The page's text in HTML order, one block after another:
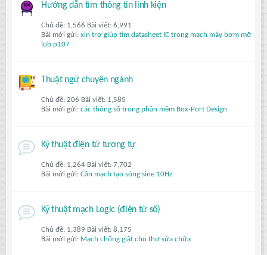
Hướng dẫn tìm thông tin linh kiện
Chủ đề: 1,566 Bài viết: 6,991
Bài mới gửi: xin trợ giúp tìm datasheet IC trong mạch máy bơm mỡ
lub p107
Thuật ngữ chuyên ngành
Chủ đề: 206 Bài viết: 1,585
Bài mới gửi: các thông số trong phần mềm Box-Port Design
Kỹ thuật điện tử tương tự
Chủ đề: 1,264 Bài viết: 7,702
Bài mới gửi: Cần mạch tạo sóng sine 10Hz
Kỹ thuật mạch Logic (điện tử số)
Chủ đề: 1,389 Bài viết: 8,175
Bài mới gửi: Mạch chống giật cho thợ sửa chữa